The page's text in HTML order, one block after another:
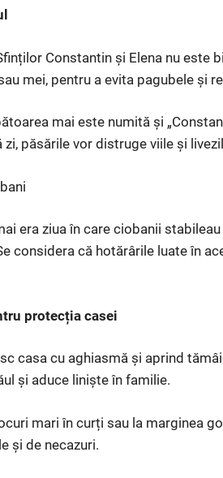
Constantin și Elena nu este
mei, pentru a evita pagubele și
mai este numită și
păsările vor distruge viile și
era ziua în care ciobanii
considera că hotărârile luate în
protecția casei
casa cu aghiasmă și aprind
și aduce liniște în familie.
mari în curți sau la marginea
și de necazuri.